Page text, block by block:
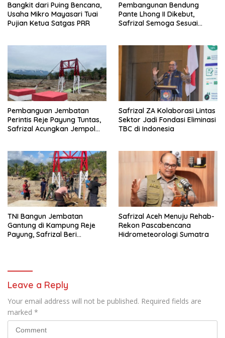
Bangkit dari Puing Bencana,
Usaha Mikro Mayasari Tuai
Pujian Ketua Satgas PRR
Pembangunan Bendung
Pante Lhong II Dikebut,
Safrizal Semoga Sesuai
Pembanguan Jembatan
Perintis Reje Payung Tuntas,
Safrizal Acungkan Jempol
Safrizal ZA Kolaborasi Lintas
Sektor Jadi Fondasi Eliminasi
TBC di Indonesia
TNI Bangun Jembatan
Gantung di Kampung Reje
Payung, Safrizal Beri
Safrizal Aceh Menuju Rehab-
Rekon Pascabencana
Hidrometeorologi Sumatra
Leave a Reply
Your email address will not be published. Required fields are
marked *